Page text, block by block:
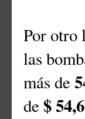
Por otro
las
más de
de $